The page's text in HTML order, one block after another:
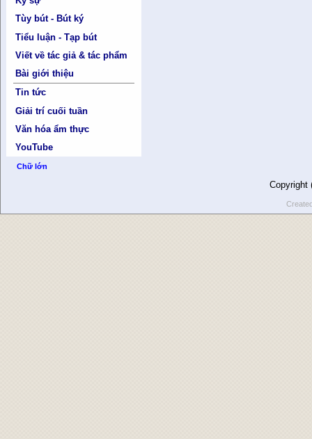
Tùy bút - Bút ký
Tiểu luận - Tạp bút
Viết về tác giả & tác phẩm
Bài giới thiệu
Tin tức
Giải trí cuối tuần
Văn hóa ẩm thực
YouTube
Chữ lớn
Copyright